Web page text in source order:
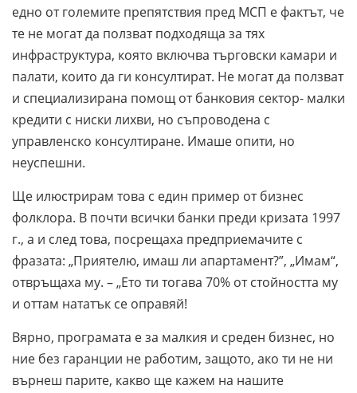
едно от големите препятствия пред МСП е фактът, че
те не могат да ползват подходяща за тях
инфраструктура, която включва търговски камари и
палати, които да ги консултират. Не могат да ползват
и специализирана помощ от банковия сектор- малки
кредити с ниски лихви, но съпроводена с
управленско консултиране. Имаше опити, но
неуспешни.
Ще илюстрирам това с един пример от бизнес
фолклора. В почти всички банки преди кризата 1997
г., а и след това, посрещаха предприемачите с
фразата: „Приятелю, имаш ли апартамент?”, „Имам“,
отвръщаха му. – „Ето ти тогава 70% от стойността му
и оттам нататък се оправяй!
Вярно, програмата е за малкия и среден бизнес, но
ние без гаранции не работим, защото, ако ти не ни
върнеш парите, какво ще кажем на нашите